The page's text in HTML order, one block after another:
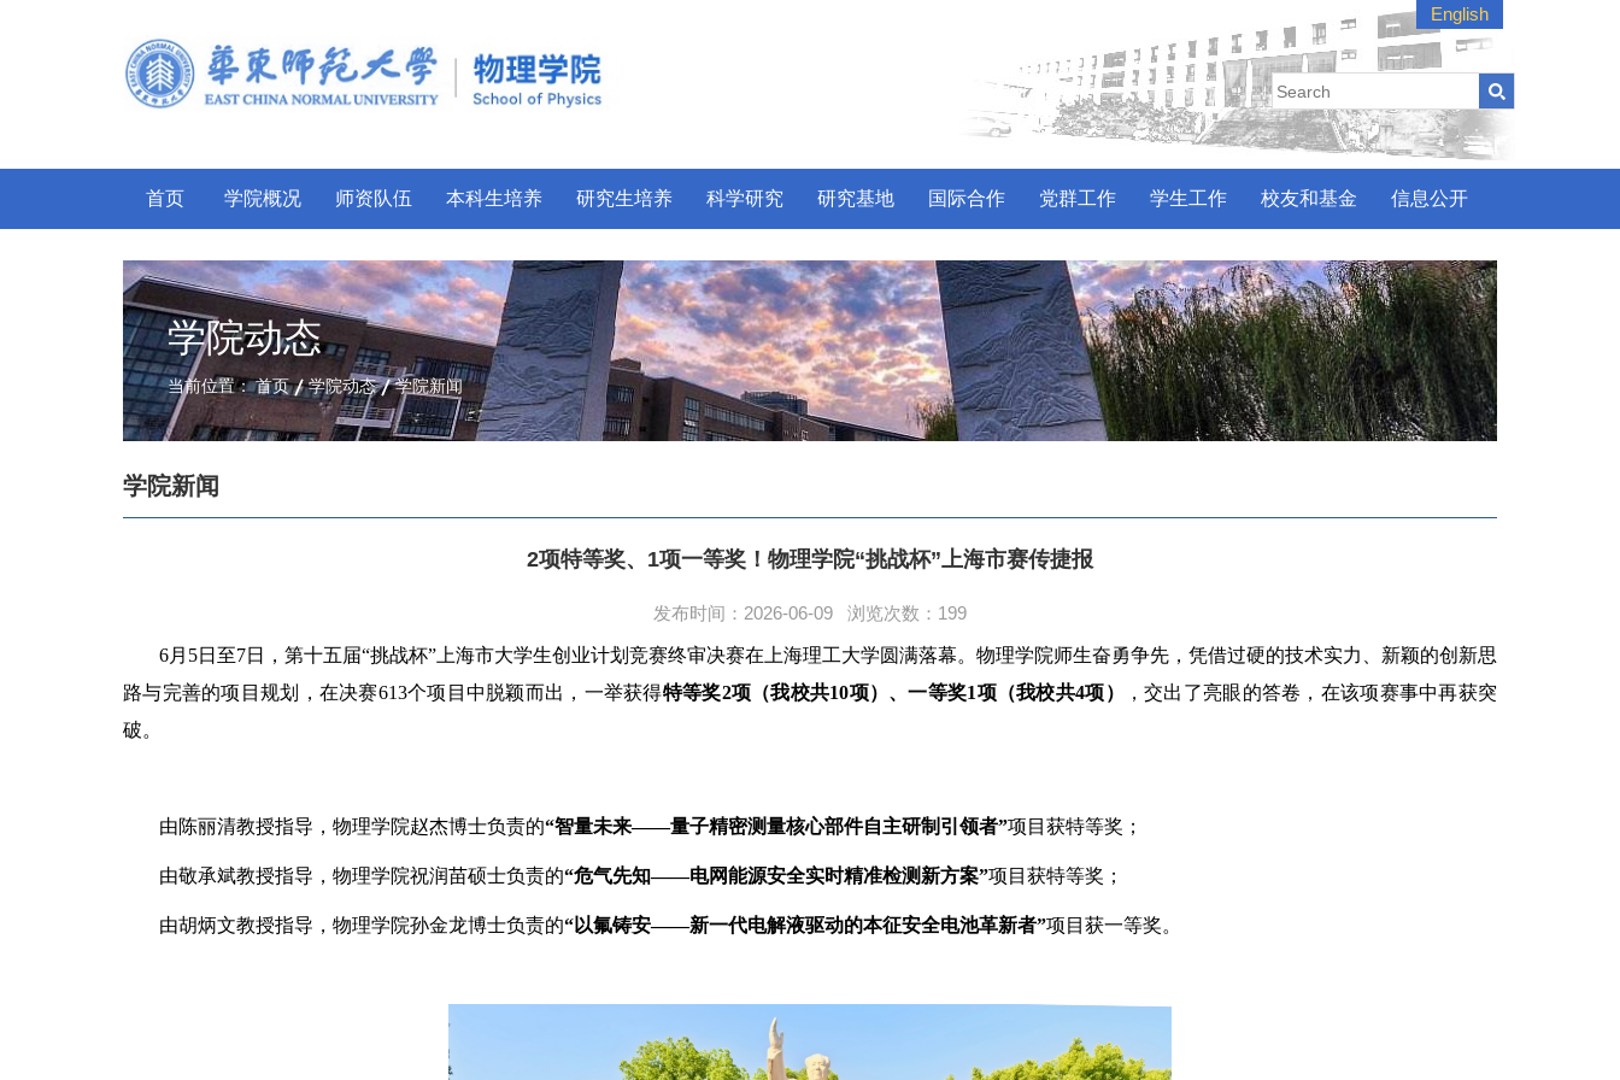
English
首页 学院概况 师资队伍 本科生培养 研究生培养 科学研究 研究基地 国际合作 党群工作 学生工作 校友和基金 信息公开
学院动态
当前位置：首页 学院动态 学院新闻
学院新闻
2项特等奖、1项一等奖！物理学院“挑战杯”上海市赛传捷报
发布时间：2026-06-09 浏览次数： 199
6月5日至7日，第十五届“挑战杯”上海市大学生创业计划竞赛终审决赛在上海理工大学圆满落幕。物理学院师生奋勇争先，凭借过硬的技术实力、新颖的创新思
路与完善的项目规划，在决赛613个项目中脱颖而出，一举获得特等奖2项（我校共10项）、一等奖1项（我校共4项）
，交出了亮眼的答卷，在该项赛事中再获突
破。
由陈丽清教授指导，物理学院赵杰博士负责的“智量未来——量子精密测量核心部件自主研制引领者”项目获特等奖；
由敬承斌教授指导，物理学院祝润苗硕士负责的“危气先知——电网能源安全实时精准检测新方案”项目获特等奖；
由胡炳文教授指导，物理学院孙金龙博士负责的“以氟铸安——新一代电解液驱动的本征安全电池革新者”项目获一等奖。